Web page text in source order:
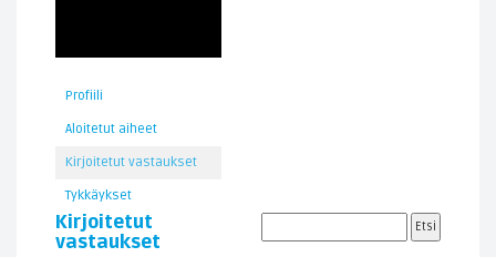
Profiili
Aloitetut aiheet
Kirjoitetut vastaukset
Tykkäykset
Kirjoitetut
vastaukset